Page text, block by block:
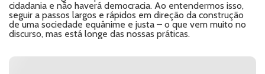
cidadania e não haverá democracia. Ao entendermos isso,
seguir a passos largos e rápidos em direção da construção
de uma sociedade equânime e justa – o que vem muito no
discurso, mas está longe das nossas práticas.